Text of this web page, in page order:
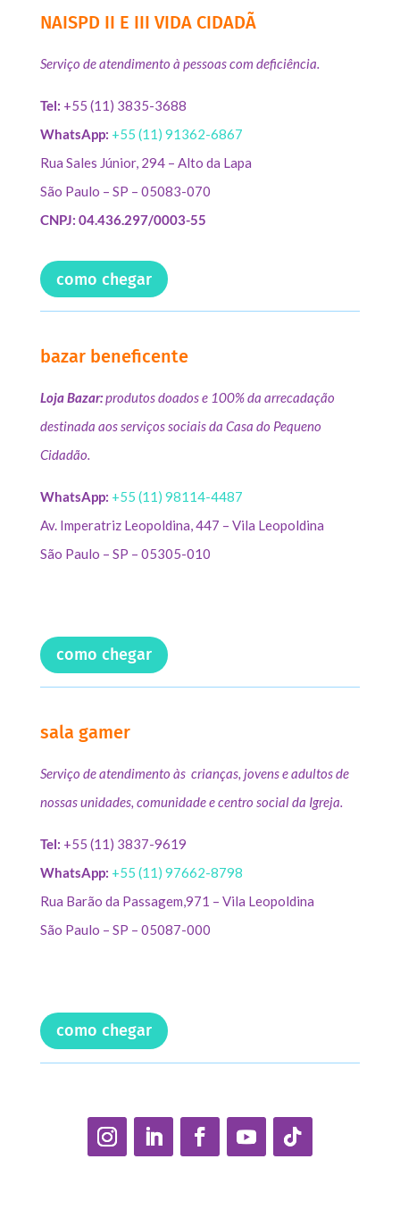
NAISPD II E III VIDA CIDADÃ
Serviço de atendimento à pessoas com deficiência.
Tel: +55 (11) 3835-3688
WhatsApp: +55 (11) 91362-6867
Rua Sales Júnior, 294 – Alto da Lapa
São Paulo – SP – 05083-070
CNPJ: 04.436.297/0003-55
como chegar
bazar beneficente
Loja Bazar:produtos doados e 100% da arrecadação
destinada aos serviços sociais da Casa do Pequeno
Cidadão.
WhatsApp: +55 (11) 98114-4487
Av. Imperatriz Leopoldina, 447 – Vila Leopoldina
São Paulo – SP – 05305-010
como chegar
sala gamer
Serviço de atendimento às crianças, jovens e adultos de
nossas unidades, comunidade e centro social da Igreja.
Tel: +55 (11) 3837-9619
WhatsApp: +55 (11) 97662-8798
Rua Barão da Passagem,971 – Vila Leopoldina
São Paulo – SP – 05087-000
como chegar